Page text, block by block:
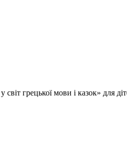
грецької мови і казок» для